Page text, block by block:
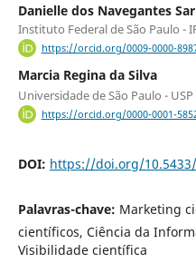
Danielle dos Navegantes
Instituto Federal de São Paulo -
https://orcid.org/0009-0000-
Marcia Regina da Silva
Universidade de São Paulo - USP
https://orcid.org/0000-0001-
DOI: https://doi.org/
Palavras-chave: Marketing
científicos, Ciência da
Visibilidade científica